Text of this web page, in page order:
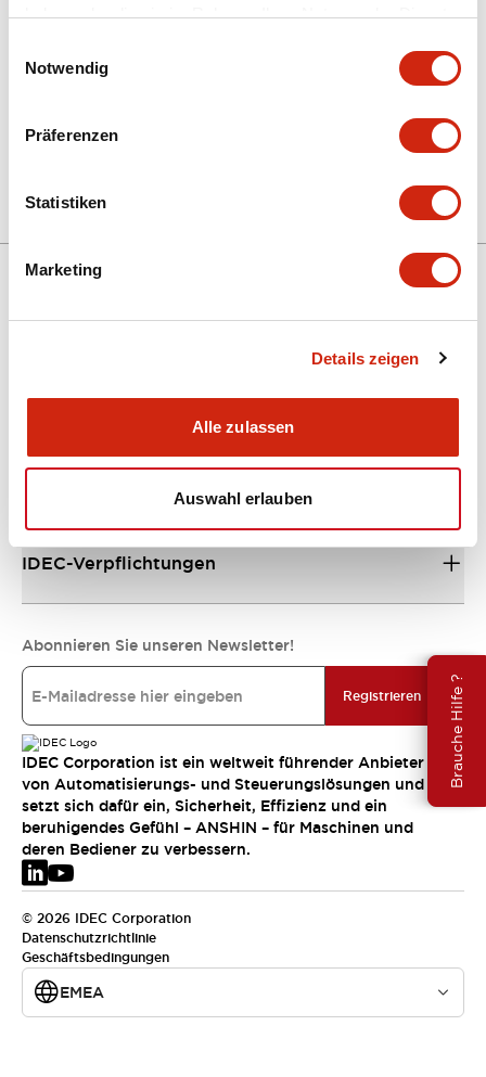
haben oder die sie im Rahmen Ihrer Nutzung der Dienste
Notwendig
Präferenzen
Statistiken
Marketing
Details zeigen
Alle zulassen
Auswahl erlauben
Brauche Hilfe ?
Unterstützung
Ressourcen und Dokumente
IDEC-Verpflichtungen
Abonnieren Sie unseren Newsletter!
Registrieren
IDEC Corporation ist ein weltweit führender Anbieter
von Automatisierungs- und Steuerungslösungen und
setzt sich dafür ein, Sicherheit, Effizienz und ein
beruhigendes Gefühl – ANSHIN – für Maschinen und
deren Bediener zu verbessern.
© 2026 IDEC Corporation
Datenschutzrichtlinie
Geschäftsbedingungen
EMEA